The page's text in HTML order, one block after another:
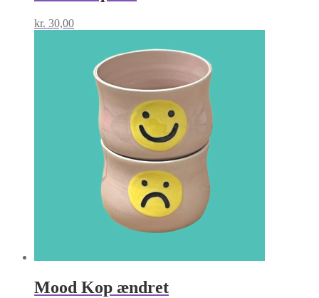
kr. 30,00
Mood Kop ændret